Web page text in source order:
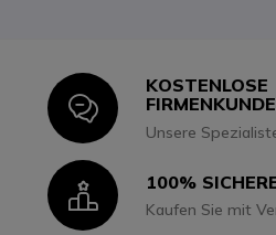
Icon
KOSTENLOSE
Unsere
Icon100%
Kaufen Sie mit